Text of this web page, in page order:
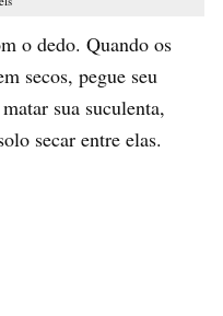
o dedo. Quando os
secos, pegue seu
sua suculenta,
secar entre elas.